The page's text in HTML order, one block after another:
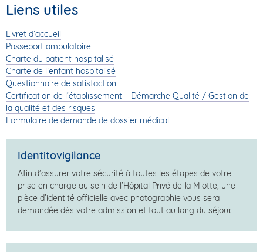
Liens utiles
Livret d’accueil
Passeport ambulatoire
Charte du patient hospitalisé
Charte de l’enfant hospitalisé
Questionnaire de satisfaction
Certification de l’établissement – Démarche Qualité / Gestion de
la qualité et des risques
Formulaire de demande de dossier médical
Identitovigilance
Afin d’assurer votre sécurité à toutes les étapes de votre
prise en charge au sein de l’Hôpital Privé de la Miotte, une
pièce d’identité officielle avec photographie vous sera
demandée dès votre admission et tout au long du séjour.